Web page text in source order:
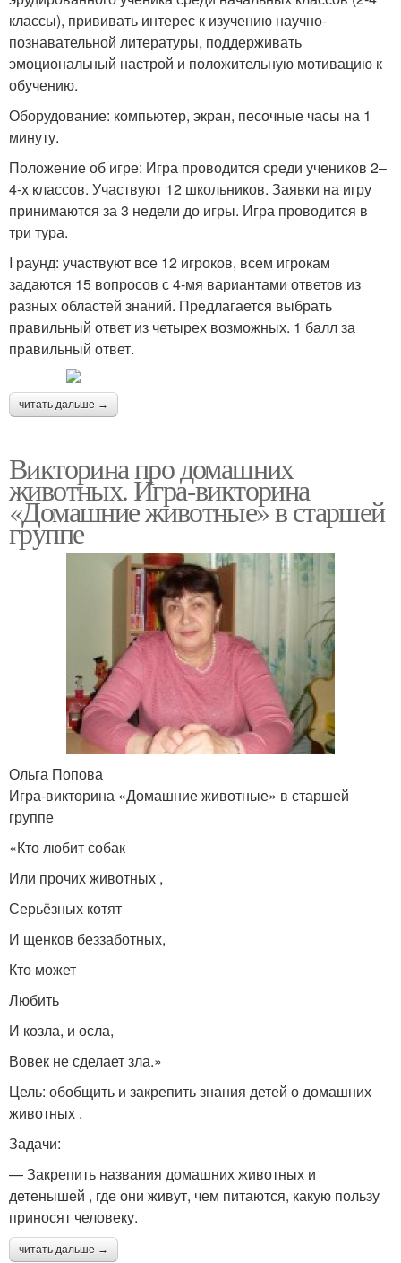
классы), прививать интерес к изучению научно-
познавательной литературы, поддерживать
эмоциональный настрой и положительную мотивацию к
обучению.
Оборудование: компьютер, экран, песочные часы на 1
минуту.
Положение об игре: Игра проводится среди учеников 2–
4-х классов. Участвуют 12 школьников. Заявки на игру
принимаются за 3 недели до игры. Игра проводится в
три тура.
I раунд: участвуют все 12 игроков, всем игрокам
задаются 15 вопросов с 4-мя вариантами ответов из
разных областей знаний. Предлагается выбрать
правильный ответ из четырех возможных. 1 балл за
правильный ответ.
читать дальше →
Викторина про домашних
животных. Игра-викторина
«Домашние животные» в старшей
группе
Ольга Попова
Игра-викторина «Домашние животные» в старшей
группе
«Кто любит собак
Или прочих животных ,
Серьёзных котят
И щенков беззаботных,
Кто может
Любить
И козла, и осла,
Вовек не сделает зла.»
Цель: обобщить и закрепить знания детей о домашних
животных .
Задачи:
— Закрепить названия домашних животных и
детенышей , где они живут, чем питаются, какую пользу
приносят человеку.
читать дальше →